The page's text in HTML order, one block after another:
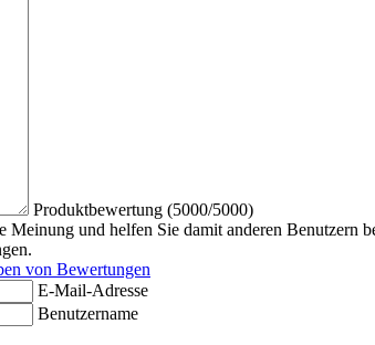
Produktbewertung (5000/5000)
Meinung und helfen Sie damit anderen
von Bewertungen
E-Mail-Adresse
Benutzername